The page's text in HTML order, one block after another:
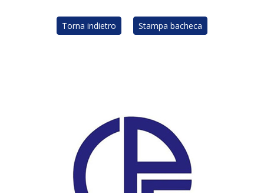
Torna indietro Stampa bacheca